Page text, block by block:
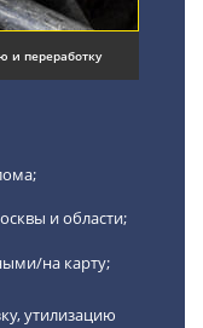
и переработку
и области;
на карту;
утилизацию